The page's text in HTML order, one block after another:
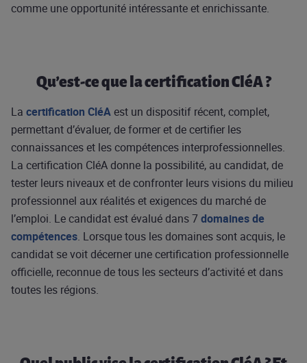
comme une opportunité intéressante et enrichissante.
Qu’est-ce que la certification CléA ?
La certification CléAest un dispositif récent, complet,
permettant d’évaluer, de former et de certifier les
connaissances et les compétences interprofessionnelles.
La certification CléA donne la possibilité, au candidat, de
tester leurs niveaux et de confronter leurs visions du milieu
professionnel aux réalités et exigences du marché de
l’emploi. Le candidat est évalué dans 7domaines de
compétences. Lorsque tous les domaines sont acquis, le
candidat se voit décerner une certification professionnelle
officielle, reconnue de tous les secteurs d’activité et dans
toutes les régions.